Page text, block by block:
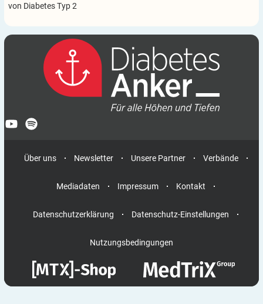
von Diabetes Typ 2
Über uns Newsletter Unsere Partner Verbände
Mediadaten Impressum Kontakt
Datenschutzerklärung Datenschutz-Einstellungen
Nutzungsbedingungen